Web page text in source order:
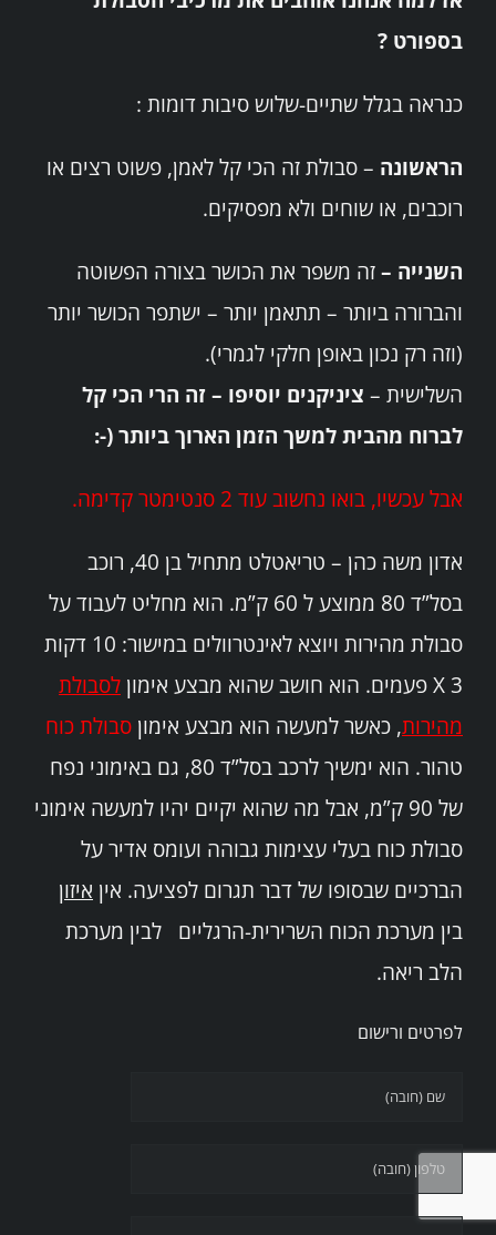
בספורט ?
כנראה בגלל שתיים-שלוש סיבות דומות :
הראשונה – סבולת זה הכי קל לאמן, פשוט רצים או
רוכבים, או שוחים ולא מפסיקים.
השנייה –זה משפר את הכושר בצורה הפשוטה
והברורה ביותר – תתאמן יותר – ישתפר הכושר יותר
(וזה רק נכון באופן חלקי לגמרי).
השלישית – ציניקנים יוסיפו – זה הרי הכי קל
לברוח מהבית למשך הזמן הארוך ביותר (-:
אבל עכשיו, בואו נחשוב עוד 2 סנטימטר קדימה.
אדון משה כהן – טריאטלט מתחיל בן 40, רוכב
בסל”ד 80 ממוצע ל 60 ק”מ. הוא מחליט לעבוד על
סבולת מהירות ויוצא לאינטרוולים במישור: 10 דקות
X 3 פעמים. הוא חושב שהוא מבצע אימון
לסבולת
מהירות, כאשר למעשה הוא מבצע אימון סבולת כוח
טהור. הוא ימשיך לרכב בסל”ד 80, גם באימוני נפח
של 90 ק”מ, אבל מה שהוא יקיים יהיו למעשה אימוני
סבולת כוח בעלי עצימות גבוהה ועומס אדיר על
הברכיים שבסופו של דבר תגרום לפציעה. אין איזון
בין מערכת הכוח השרירית-הרגליים לבין מערכת
הלב ריאה.
לפרטים ורישום